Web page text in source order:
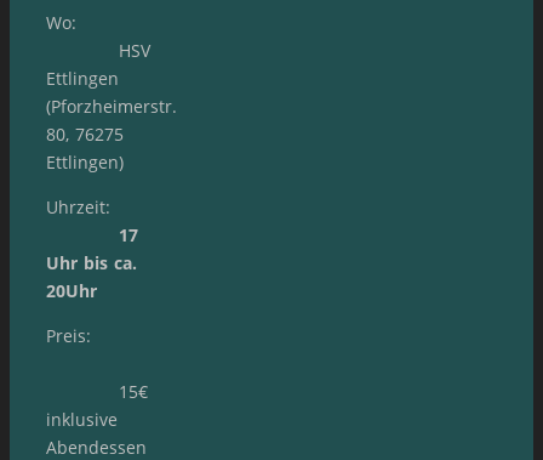
Wo:
HSV
Ettlingen
(Pforzheimerstr.
80, 76275
Ettlingen)
Uhrzeit:
17
Uhr bis ca.
20Uhr
Preis:
15€
inklusive
Abendessen